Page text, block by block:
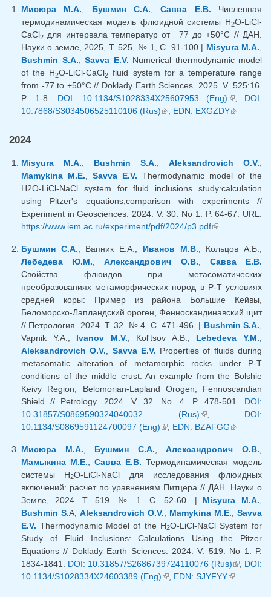
Мисюра М.А., Бушмин С.А.,Савва Е.В. Численная
термодинамическая модель флюидной системы H2O-LiCl-
CaCl2 для интервала температур от −77 до +50°С // ДАН.
Науки о земле, 2025, Т. 525, № 1, С. 91-100 | Misyura M.A.,
Bushmin S.A., Savva E.V. Numerical thermodynamic model
of the H2O-LiCl-CaCl2 fluid system for a temperature range
from -77 to +50°C // Doklady Earth Sciences. 2025. V. 525:16.
P. 1-8. DOI: 10.1134/S1028334X25607953 (Eng)(внешняя
ссылка)
, DOI:
10.7868/S3034506525110106 (Rus)(внешняя ссылка)
, EDN: EXGZDY(внешняя
2024
Misyura M.A. Bushmin S.A. Aleksandrovich O.V.
Mamykina M.E.
Savva E.V. Thermodynamic model of the
H2O-LiCl-NaCl system for fluid inclusions study:calculation
using Pitzer's equations,comparison with experiments //
Experiment in Geosciences. 2024. V. 30. No 1. P. 64-67. URL:
https://www.iem.ac.ru/experiment/pdf/2024/p3.pdf(внешняя
Бушмин С.А. , Вапник Е.А., Иванов М.В. , Кольцов А.Б.,
Лебедева Ю.М. ,Александрович О.В.
Савва Е.В.
Свойства флюидов при метасоматических
преобразованиях метаморфических пород в P-T условиях
средней коры: Пример из района Большие Кейвы,
Беломорско-Лапландский ороген, Фенноскандинавский щит
// Петрология. 2024. Т. 32. № 4. С. 471-496. | Bushmin S.A.
Vapnik Y.A., Ivanov M.V. , Kol'tsov A.B., Lebedeva Y.M.
Aleksandrovich O.V.
Savva E.V. Properties of fluids during
metasomatic alteration of metamorphic rocks under P-T
conditions of the middle crust: An example from the Bolshie
Keivy Region, Belomorian-Lapland Orogen, Fennoscandian
Shield // Petrology. 2024. V. 32. No. 4. P. 478-501. DOI:
10.31857/S0869590324040032 (Rus)(внешняя
ссылка)
, DOI:
10.1134/S0869591124700097 (Eng)(внешняя ссылка)
EDN: BZAFGG(внешняя
Мисюра М.А.
Бушмин С.А. ,Александрович О.В.
Мамыкина М.Е.
Савва Е.В. Термодинамическая модель
системы H2О-LiCl-NaCl для исследования флюидных
включений: расчет по уравнениям Питцера // ДАН. Науки о
Земле, 2024. Т. 519. № 1. С. 52-60. | Misyura M.A.
Bushmin S.A, Aleksandrovich O.V. Mamykina M.E.
Savva
E.V. Thermodynamic Model of the H2O-LiCl-NaCl System for
Study of Fluid Inclusions: Calculations Using the Pitzer
Equations // Doklady Earth Sciences. 2024. V. 519. No 1. P.
1834-1841. DOI: 10.31857/S2686739724110076 (Rus)(внешняя
ссылка)
DOI:
10.1134/S1028334X24603389 (Eng)(внешняя ссылка)
EDN: SJYFYY(внешняя